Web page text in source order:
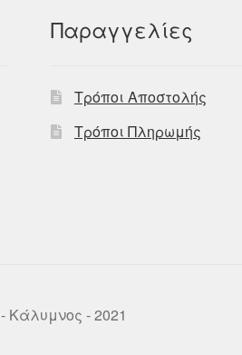
Παραγγελίες
Τρόποι Αποστολής
Τρόποι Πληρωμής
Κάλυμνος - 2021